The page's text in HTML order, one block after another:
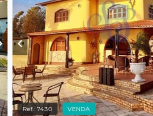
Ref.:7430 VENDA